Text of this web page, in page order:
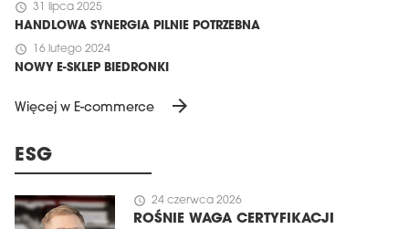
schedule 31 lipca 2025
HANDLOWA SYNERGIA PILNIE POTRZEBNA
schedule 16 lutego 2024
NOWY E-SKLEP BIEDRONKI
Więcej w E-commerce arrow_forward
ESG
schedule 24 czerwca 2026
ROŚNIE WAGA CERTYFIKACJI